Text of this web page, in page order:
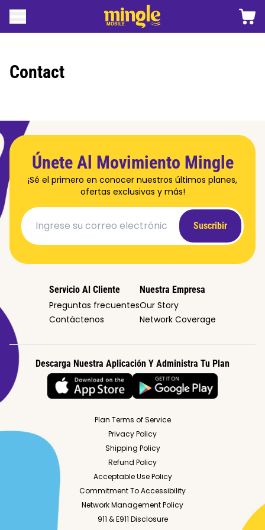
Logotipo móvil de Mingle
Contact
Únete Al Movimiento Mingle
¡Sé el primero en conocer nuestros últimos planes,
ofertas exclusivas y más!
Suscribir
Servicio Al Cliente
Preguntas frecuentes
Contáctenos
Nuestra Empresa
Our Story
Network Coverage
Descarga Nuestra Aplicación Y Administra Tu Plan
Plan Terms of Service
Privacy Policy
Shipping Policy
Refund Policy
Acceptable Use Policy
Commitment To Accessibility
Network Management Policy
911 & E911 Disclosure